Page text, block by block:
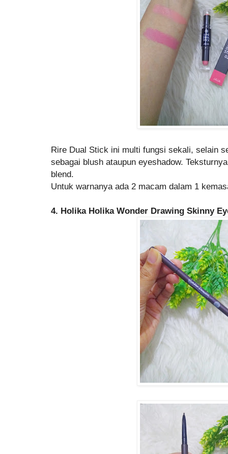
Rire Dual Stick ini multi fungsi sekali, selain
sebagai blush ataupun eyeshadow.
blend.
Untuk warnanya ada 2 macam dalam 1
4. Holika Holika Wonder Drawing Skinny